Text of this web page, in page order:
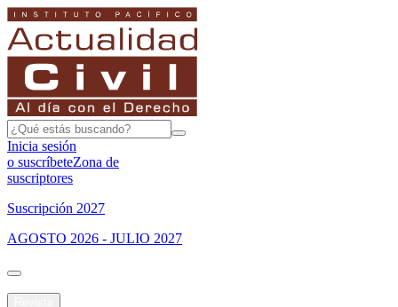
Inicia sesión
o suscríbeteZona de
suscriptores
Suscripción 2027
AGOSTO 2026 - JULIO 2027